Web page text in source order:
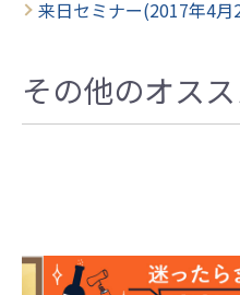
来日セミナー(2017年4
その他のオス